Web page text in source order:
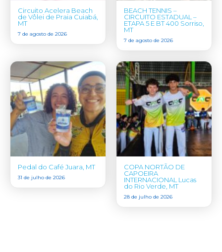
Circuito Acelera Beach
de Vôlei de Praia Cuiabá,
MT
7 de agosto de 2026
BEACH TENNIS –
CIRCUITO ESTADUAL –
ETAPA 5 E BT 400 Sorriso,
MT
7 de agosto de 2026
Pedal do Café Juara, MT
31 de julho de 2026
COPA NORTÃO DE
CAPOEIRA
INTERNACIONAL Lucas
do Rio Verde, MT
28 de julho de 2026